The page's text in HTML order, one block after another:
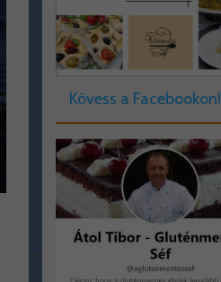
Kövess a Facebookon!